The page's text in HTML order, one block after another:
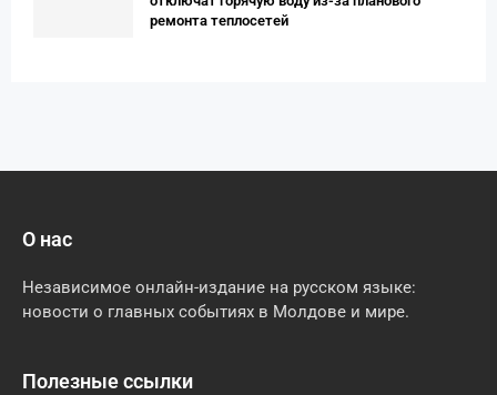
ремонта теплосетей
О нас
Независимое онлайн-издание на русском языке:
новости о главных событиях в Молдове и мире.
Полезные ссылки